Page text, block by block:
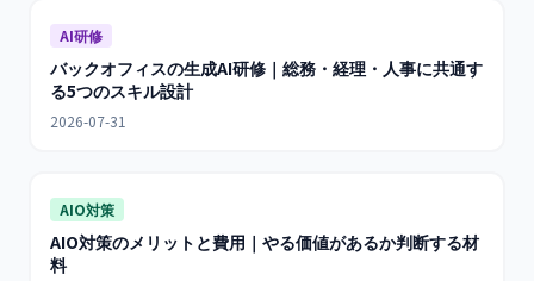
AI研修
バックオフィスの生成AI研修｜総務・経理・人事に共通す
る5つのスキル設計
2026-07-31
AIO対策
AIO対策のメリットと費用｜やる価値があるか判断する材
料